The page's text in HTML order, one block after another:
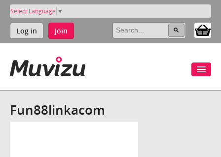
Select Language ▼
Log in Join
Fun88linkacom